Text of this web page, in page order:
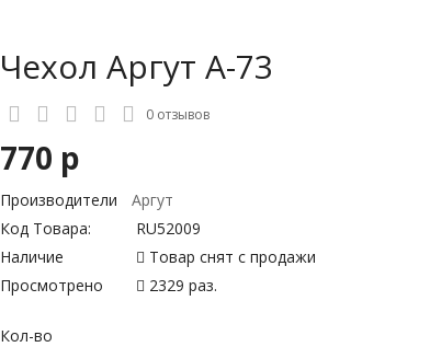
Чехол Аргут А-73
0 отзывов
770 р
Производители
Аргут
Код Товара:
RU52009
Наличие
Товар снят с продажи
Просмотрено
2329 раз.
Кол-во